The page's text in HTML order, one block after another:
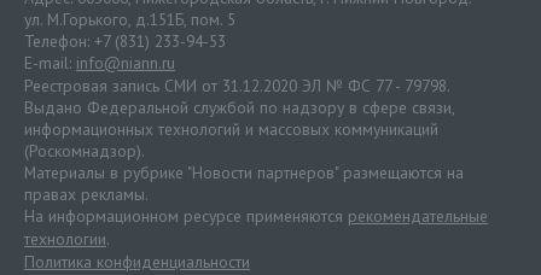
ул. М.Горького, д.151Б, пом. 5
Телефон: +7 (831) 233-94-53
E-mail: info@niann.ru
Реестровая запись СМИ от 31.12.2020 ЭЛ № ФС 77 - 79798.
Выдано Федеральной службой по надзору в сфере связи,
информационных технологий и массовых коммуникаций
(Роскомнадзор).
Материалы в рубрике "Новости партнеров" размещаются на
правах рекламы.
На информационном ресурсе применяются рекомендательные
технологии.
Политика конфиденциальности